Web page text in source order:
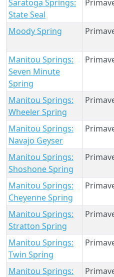
Saratoga Springs:
State Seal
Moody Spring
Manitou Springs:
Seven Minute
Spring
Manitou Springs:
Wheeler Spring
Manitou Springs:
Navajo Geyser
Manitou Springs:
Shoshone Spring
Manitou Springs:
Cheyenne Spring
Manitou Springs:
Stratton Spring
Manitou Springs:
Twin Spring
Manitou Springs: